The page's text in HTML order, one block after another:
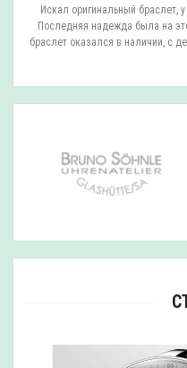
Искал оригинальный браслет,
Последняя надежда была на
браслет оказался в наличии, с